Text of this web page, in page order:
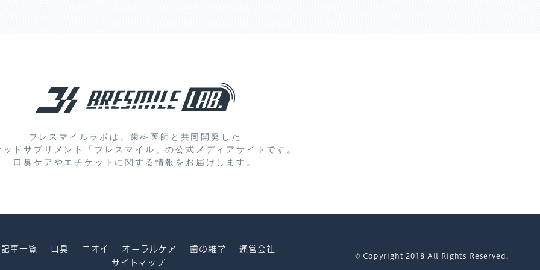
ブレスマイルラボは、歯科医師と共同開発した
ットサプリメント「ブレスマイル」の公式メディアサイトです。
口臭ケアやエチケットに関する情報をお届けします。
記事一覧 口臭 ニオイ オーラルケア 歯の雑学
運営会社
サイトマップ
© Copyright 2018 All Rights Reserved.